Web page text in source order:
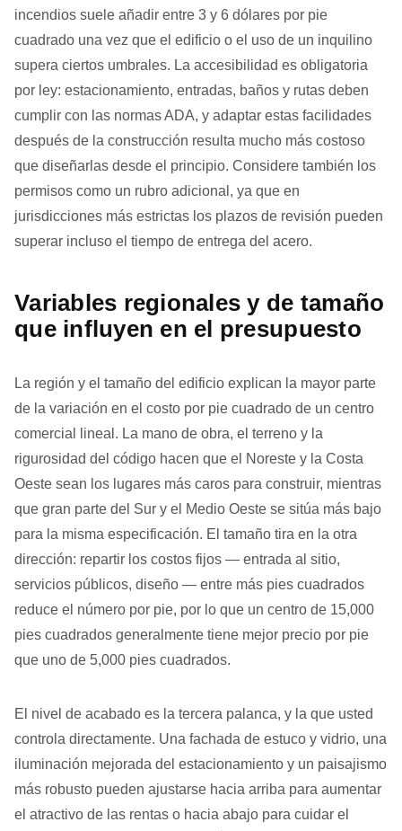
incendios suele añadir entre 3 y 6 dólares por pie
cuadrado una vez que el edificio o el uso de un inquilino
supera ciertos umbrales. La accesibilidad es obligatoria
por ley: estacionamiento, entradas, baños y rutas deben
cumplir con las normas ADA, y adaptar estas facilidades
después de la construcción resulta mucho más costoso
que diseñarlas desde el principio. Considere también los
permisos como un rubro adicional, ya que en
jurisdicciones más estrictas los plazos de revisión pueden
superar incluso el tiempo de entrega del acero.
Variables regionales y de tamaño
que influyen en el presupuesto
La región y el tamaño del edificio explican la mayor parte
de la variación en el costo por pie cuadrado de un centro
comercial lineal. La mano de obra, el terreno y la
rigurosidad del código hacen que el Noreste y la Costa
Oeste sean los lugares más caros para construir, mientras
que gran parte del Sur y el Medio Oeste se sitúa más bajo
para la misma especificación. El tamaño tira en la otra
dirección: repartir los costos fijos — entrada al sitio,
servicios públicos, diseño — entre más pies cuadrados
reduce el número por pie, por lo que un centro de 15,000
pies cuadrados generalmente tiene mejor precio por pie
que uno de 5,000 pies cuadrados.
El nivel de acabado es la tercera palanca, y la que usted
controla directamente. Una fachada de estuco y vidrio, una
iluminación mejorada del estacionamiento y un paisajismo
más robusto pueden ajustarse hacia arriba para aumentar
el atractivo de las rentas o hacia abajo para cuidar el